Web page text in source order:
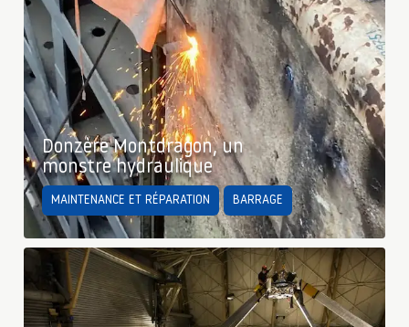
Donzère Montdragon, un
monstre hydraulique
MAINTENANCE ET RÉPARATION BARRAGE